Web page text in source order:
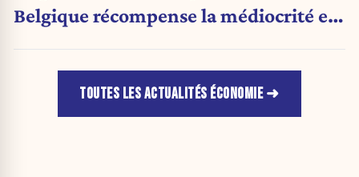
Belgique récompense la médiocrité et
TOUTES LES ACTUALITÉS ÉCONOMIE